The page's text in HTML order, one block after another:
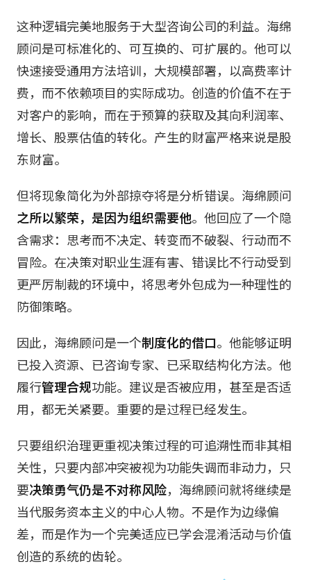
这种逻辑完美地服务于大型咨询公司的利益。海绵
顾问是可标准化的、可互换的、可扩展的。他可以
快速接受通用方法培训，大规模部署，以高费率计
费，而不依赖项目的实际成功。创造的价值不在于
对客户的影响，而在于预算的获取及其向利润率、
增长、股票估值的转化。产生的财富严格来说是股
东财富。
但将现象简化为外部掠夺将是分析错误。海绵顾问
之所以繁荣，是因为组织需要他。他回应了一个隐
含需求：思考而不决定、转变而不破裂、行动而不
冒险。在决策对职业生涯有害、错误比不行动受到
更严厉制裁的环境中，将思考外包成为一种理性的
防御策略。
因此，海绵顾问是一个制度化的借口。他能够证明
已投入资源、已咨询专家、已采取结构化方法。他
履行管理合规功能。建议是否被应用，甚至是否适
用，都无关紧要。重要的是过程已经发生。
只要组织治理更重视决策过程的可追溯性而非其相
关性，只要内部冲突被视为功能失调而非动力，只
要决策勇气仍是不对称风险，海绵顾问就将继续是
当代服务资本主义的中心人物。不是作为边缘偏
差，而是作为一个完美适应已学会混淆活动与价值
创造的系统的齿轮。